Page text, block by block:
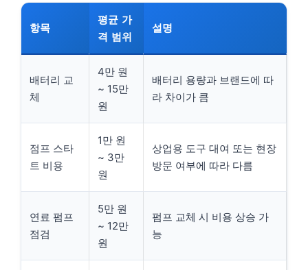
항목
평균 가
격 범위
설명
배터리 교
체
4만 원
~ 15만
원
배터리 용량과 브랜드에 따
라 차이가 큼
점프 스타
트 비용
1만 원
~ 3만
원
상업용 도구 대여 또는 현장
방문 여부에 따라 다름
연료 펌프
점검
5만 원
~ 12만
원
펌프 교체 시 비용 상승 가
능